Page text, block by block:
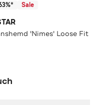
Sale
'Nimes' Loose Fit